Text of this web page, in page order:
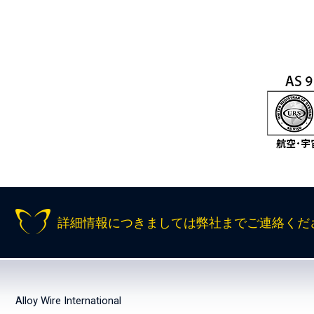
詳細情報につきましては弊社までご連絡くだ
Alloy Wire International